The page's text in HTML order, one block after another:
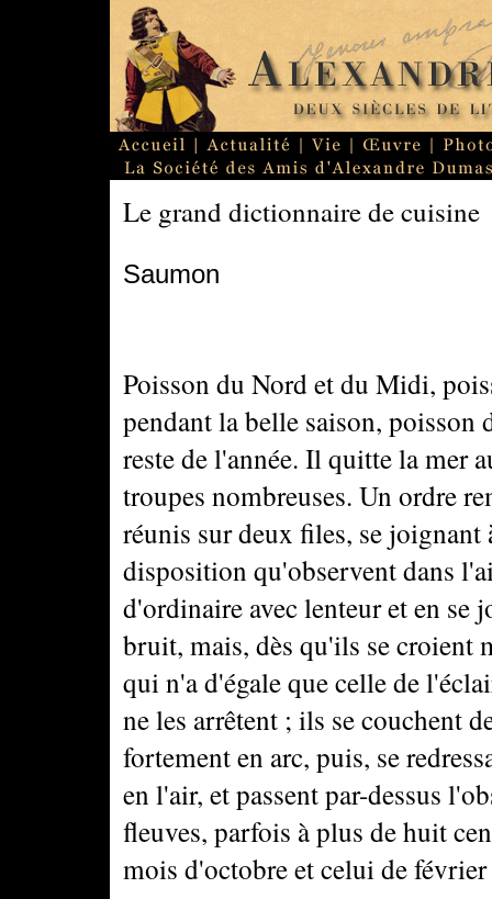
Le grand dictionnaire de cuisine
Saumon
Poisson du Nord et du Midi,
pendant la belle saison, poisson
reste de l'année. Il quitte la mer
troupes nombreuses. Un ordre
réunis sur deux files, se
disposition qu'observent dans
d'ordinaire avec lenteur et en se
bruit, mais, dès qu'ils se croient
qui n'a d'égale que celle de
ne les arrêtent ; ils se couchent
fortement en arc, puis, se
en l'air, et passent par-dessus
fleuves, parfois à plus de huit
mois d'octobre et celui de